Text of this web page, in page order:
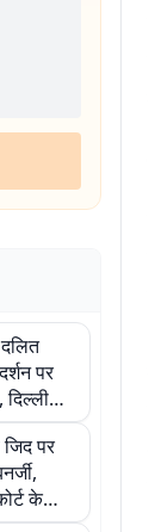
पर
दिल्ली
जल्द लें
पर
के
फिर पहुंचे